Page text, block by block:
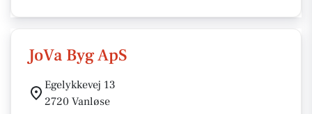
JoVa Byg ApS
Egelykkevej 13
2720 Vanløse